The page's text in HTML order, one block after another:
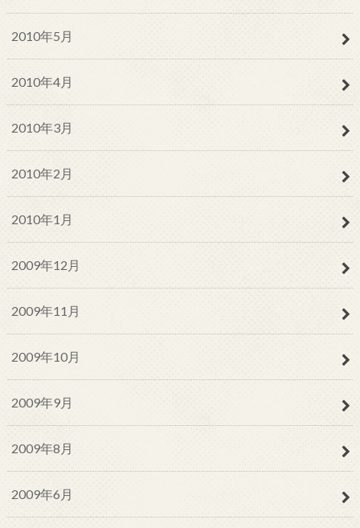
2010年5月
2010年4月
2010年3月
2010年2月
2010年1月
2009年12月
2009年11月
2009年10月
2009年9月
2009年8月
2009年6月